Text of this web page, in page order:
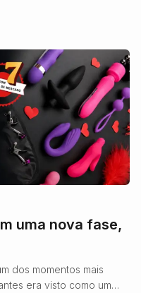
Um vibrador com
de um
uma nova fase,
dos momentos mais
era visto como um